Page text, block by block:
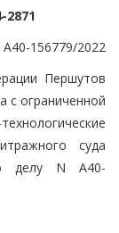
2871
156779/2022
Першутов
с ограниченной
суда
делу N А40-